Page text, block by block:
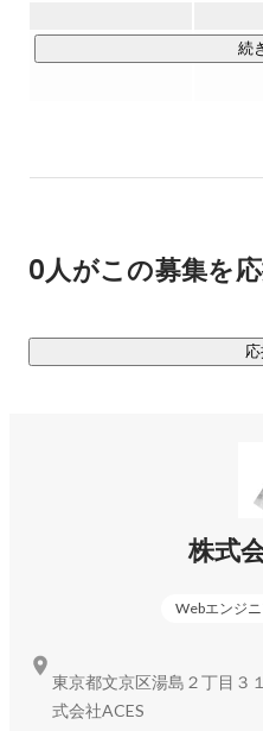
【 AIソフトウェアサービス
可視化し、営業組織の強化
SaaS「ACES Meet」を正式
https://
続
0人がこの募集を
株式
Webエンジ
東京都文京区湯島２丁目３
式会社ACES